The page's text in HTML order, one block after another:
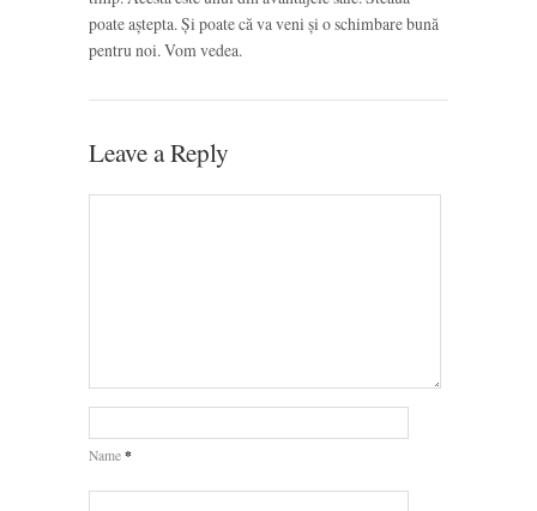
poate aștepta. Și poate că va veni și o schimbare bună
pentru noi. Vom vedea.
Leave a Reply
Name *